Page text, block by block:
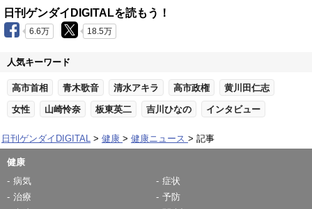
日刊ゲンダイDIGITALを読もう！
6.6万 18.5万
人気キーワード
高市首相 青木歌音 清水アキラ 高市政権 黄川田仁志
女性 山崎怜奈 板東英二 吉川ひなの インタビュー
日刊ゲンダイDIGITAL 健康 健康ニュース 記事
健康
病気
症状
治療
予防